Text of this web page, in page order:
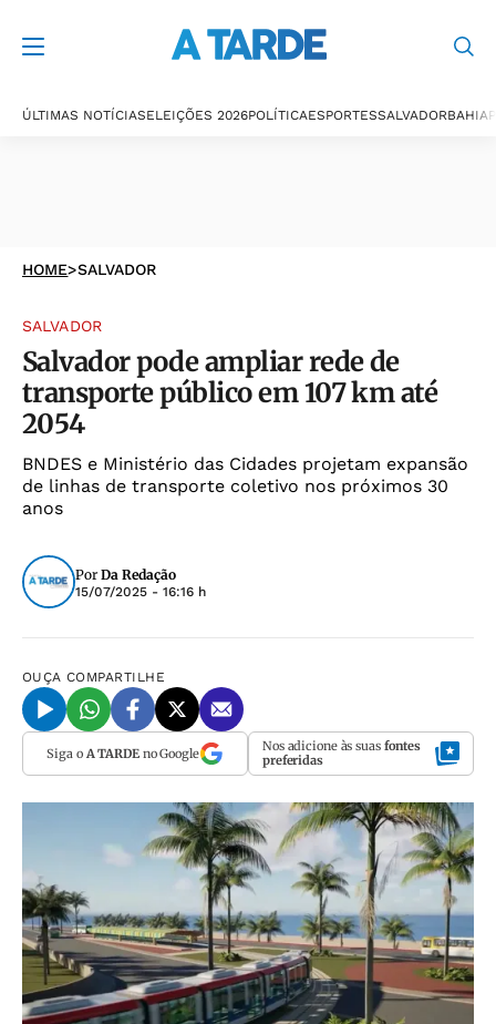
ÚLTIMAS NOTÍCIASELEIÇÕES 2026POLÍTICAESPORTESSALVADORBAHIA
HOME>SALVADOR
SALVADOR
Salvador pode ampliar rede de
transporte público em 107 km até
2054
BNDES e Ministério das Cidades projetam expansão
de linhas de transporte coletivo nos próximos 30
anos
Por Da Redação
15/07/2025 - 16:16 h
OUÇA COMPARTILHE
Siga o A TARDEno Google Nos adicione às suas fontes
preferidas